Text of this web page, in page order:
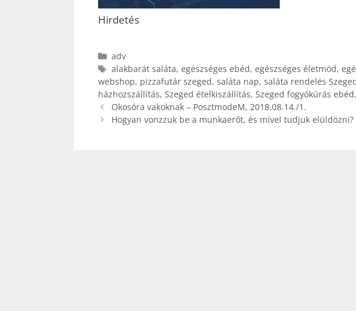
Hirdetés
Kategória
adv
Címkék
alakbarát saláta, egészséges ebéd, egészséges életmód,
webshop, pizzafutár szeged, saláta nap, saláta rendelés
házhozszállítás, Szeged ételkiszállítás, Szeged fogyókúrás ebéd,
Okosóra vakoknak – PosztmodeM, 2018.08.14./1.
Hogyan vonzzuk be a munkaerőt, és mivel tudjuk elüldözni?